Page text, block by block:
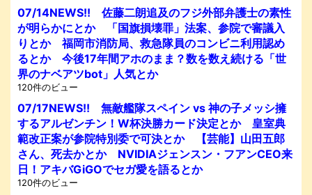
07/14NEWS!! 佐藤二朗追及のフジ外部弁護士の素性
が明らかにとか 「国旗損壊罪」法案、参院で審議入
りとか 福岡市消防局、救急隊員のコンビニ利用認め
るとか 今後17年間アホのまま？数を数え続ける「世
界のナベアツbot」人気とか
120件のビュー
07/17NEWS!! 無敵艦隊スペイン vs 神の子メッシ擁
するアルゼンチン！W杯決勝カード決定とか 皇室典
範改正案が参院特別委で可決とか 【芸能】山田五郎
さん、死去かとか NVIDIAジェンスン・フアンCEO来
日！アキバGiGOでセガ愛を語るとか
120件のビュー